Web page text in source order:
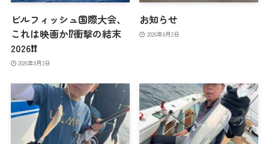
ビルフィッシュ国際大会、
これは映画か⁉️衝撃の結末
2026❗️❗️
2026年8月3日
お知らせ
2026年8月2日